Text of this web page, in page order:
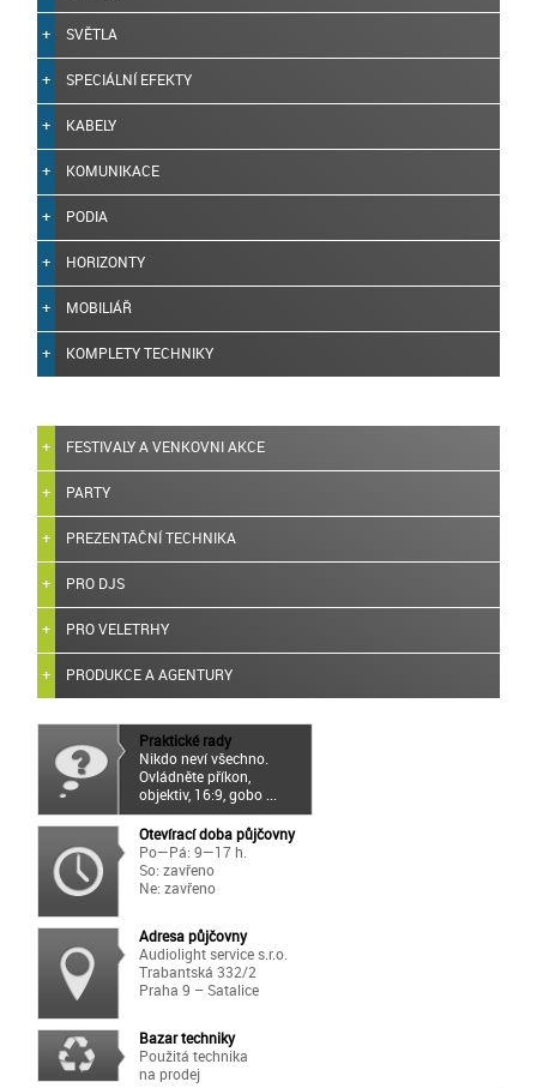
SVĚTLA
SPECIÁLNÍ EFEKTY
KABELY
KOMUNIKACE
PODIA
HORIZONTY
MOBILIÁŘ
KOMPLETY TECHNIKY
FESTIVALY A VENKOVNI AKCE
PARTY
PREZENTAČNÍ TECHNIKA
PRO DJS
PRO VELETRHY
PRODUKCE A AGENTURY
Praktické rady
Nikdo neví všechno.
Ovládněte příkon,
objektiv, 16:9, gobo ...
Otevírací doba půjčovny
Po—Pá: 9—17 h.
So: zavřeno
Ne: zavřeno
Adresa půjčovny
Audiolight service s.r.o.
Trabantská 332/2
Praha 9 – Satalice
Bazar techniky
Použitá technika
na prodej